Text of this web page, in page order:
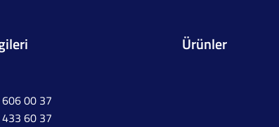
00 37
60 37
Ürünler